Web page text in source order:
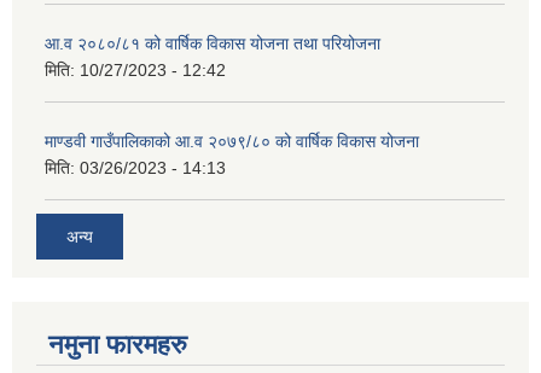
आ.व २०८०/८१ को वार्षिक विकास योजना तथा परियोजना
मिति: 10/27/2023 - 12:42
माण्डवी गाउँपालिकाको आ.व २०७९/८० को वार्षिक विकास योजना
मिति: 03/26/2023 - 14:13
अन्य
नमुना फारमहरु